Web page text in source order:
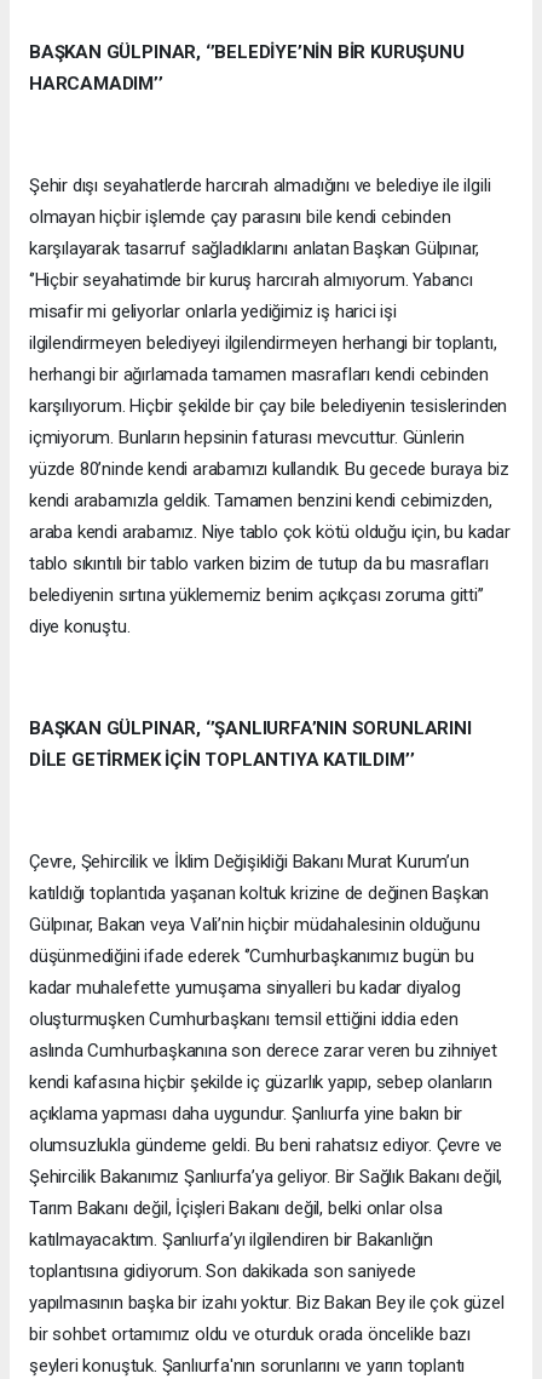
BAŞKAN GÜLPINAR, ‘’BELEDİYE’NİN BİR KURUŞUNU
HARCAMADIM’’
Şehir dışı seyahatlerde harcırah almadığını ve belediye ile ilgili
olmayan hiçbir işlemde çay parasını bile kendi cebinden
karşılayarak tasarruf sağladıklarını anlatan Başkan Gülpınar,
‘’Hiçbir seyahatimde bir kuruş harcırah almıyorum. Yabancı
misafir mi geliyorlar onlarla yediğimiz iş harici işi
ilgilendirmeyen belediyeyi ilgilendirmeyen herhangi bir toplantı,
herhangi bir ağırlamada tamamen masrafları kendi cebinden
karşılıyorum. Hiçbir şekilde bir çay bile belediyenin tesislerinden
içmiyorum. Bunların hepsinin faturası mevcuttur. Günlerin
yüzde 80’ninde kendi arabamızı kullandık. Bu gecede buraya biz
kendi arabamızla geldik. Tamamen benzini kendi cebimizden,
araba kendi arabamız. Niye tablo çok kötü olduğu için, bu kadar
tablo sıkıntılı bir tablo varken bizim de tutup da bu masrafları
belediyenin sırtına yüklememiz benim açıkçası zoruma gitti’’
diye konuştu.
BAŞKAN GÜLPINAR, ‘’ŞANLIURFA’NIN SORUNLARINI
DİLE GETİRMEK İÇİN TOPLANTIYA KATILDIM’’
Çevre, Şehircilik ve İklim Değişikliği Bakanı Murat Kurum’un
katıldığı toplantıda yaşanan koltuk krizine de değinen Başkan
Gülpınar, Bakan veya Vali’nin hiçbir müdahalesinin olduğunu
düşünmediğini ifade ederek ‘’Cumhurbaşkanımız bugün bu
kadar muhalefette yumuşama sinyalleri bu kadar diyalog
oluşturmuşken Cumhurbaşkanı temsil ettiğini iddia eden
aslında Cumhurbaşkanına son derece zarar veren bu zihniyet
kendi kafasına hiçbir şekilde iç güzarlık yapıp, sebep olanların
açıklama yapması daha uygundur. Şanlıurfa yine bakın bir
olumsuzlukla gündeme geldi. Bu beni rahatsız ediyor. Çevre ve
Şehircilik Bakanımız Şanlıurfa’ya geliyor. Bir Sağlık Bakanı değil,
Tarım Bakanı değil, İçişleri Bakanı değil, belki onlar olsa
katılmayacaktım. Şanlıurfa’yı ilgilendiren bir Bakanlığın
toplantısına gidiyorum. Son dakikada son saniyede
yapılmasının başka bir izahı yoktur. Biz Bakan Bey ile çok güzel
bir sohbet ortamımız oldu ve oturduk orada öncelikle bazı
şeyleri konuştuk. Şanlıurfa'nın sorunlarını ve yarın toplantı